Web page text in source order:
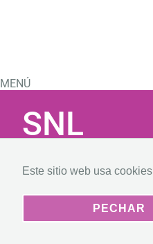
Este sitio web usa cookies
PECHAR
MENÚ
SNL
CIOV